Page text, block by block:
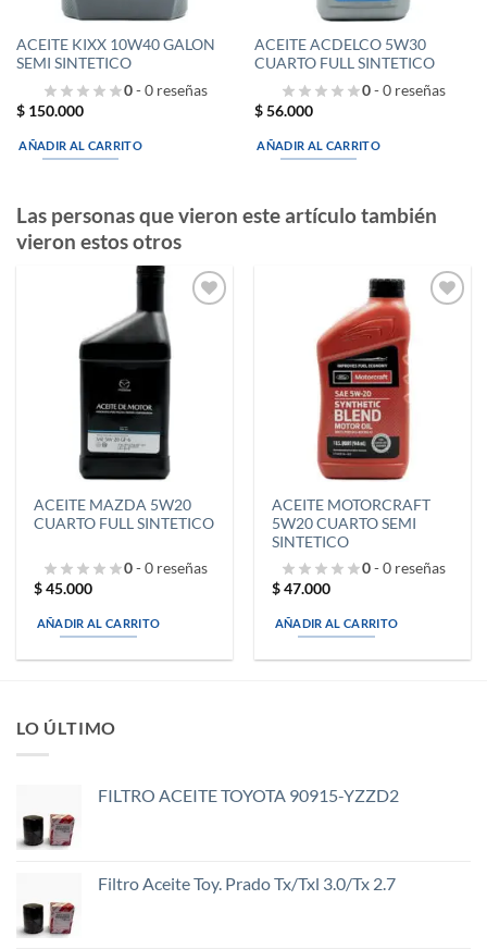
ACEITE KIXX 10W40 GALON
SEMI SINTETICO
0- 0 reseñas
$150.000
AÑADIR AL CARRITO
ACEITE ACDELCO 5W30
CUARTO FULL SINTETICO
0- 0 reseñas
$56.000
AÑADIR AL CARRITO
Las personas que vieron este artículo también
vieron estos otros
ACEITE MAZDA 5W20
CUARTO FULL SINTETICO
0- 0 reseñas
$45.000
AÑADIR AL CARRITO
ACEITE MOTORCRAFT
5W20 CUARTO SEMI
SINTETICO
0- 0 reseñas
$47.000
AÑADIR AL CARRITO
LO ÚLTIMO
FILTRO ACEITE TOYOTA 90915-YZZD2
Filtro Aceite Toy. Prado Tx/Txl 3.0/Tx 2.7